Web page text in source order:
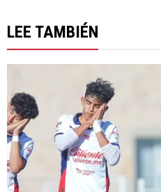
LEE TAMBIÉN